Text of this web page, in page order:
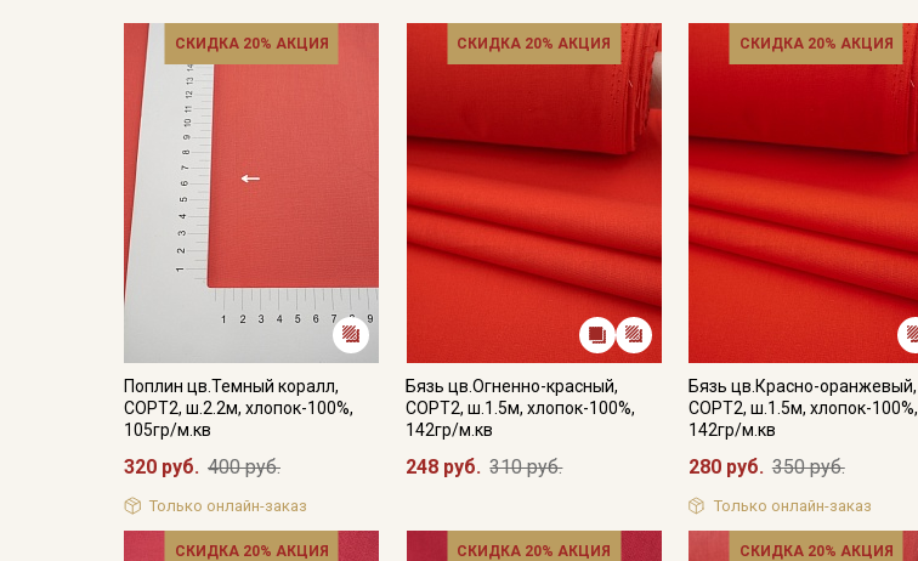
СКИДКА 20% АКЦИЯ
Поплин цв.Темный коралл,
СОРТ2, ш.2.2м, хлопок-100%,
105гр/м.кв
320 руб. 400 руб.
Только онлайн-заказ
СКИДКА 20% АКЦИЯ
Бязь цв.Огненно-красный,
СОРТ2, ш.1.5м, хлопок-100%,
142гр/м.кв
248 руб. 310 руб.
СКИДКА 20% АКЦИЯ
Бязь цв.Красно-оранжевый,
СОРТ2, ш.1.5м, хлопок-100%,
142гр/м.кв
280 руб. 350 руб.
Только онлайн-заказ
СКИДКА 20% АКЦИЯ СКИДКА 20% АКЦИЯ СКИДКА 20% АКЦИЯ